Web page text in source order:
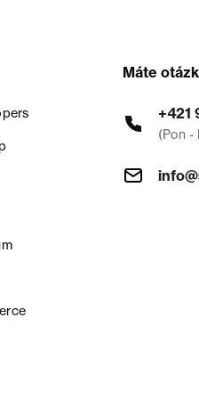
Máte
+421
(Pon -